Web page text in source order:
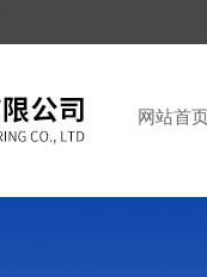
网站首